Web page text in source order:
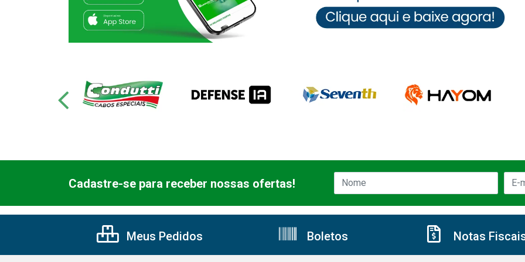
Cadastre-se para receber nossas ofertas!
Meus Pedidos Boletos Notas